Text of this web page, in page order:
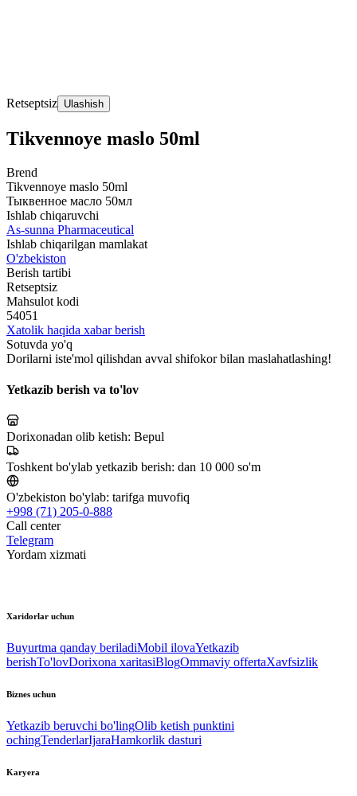
Retseptsiz Ulashish
Tikvennoye maslo 50ml
Brend
Tikvennoye maslo 50ml
Тыквенное масло 50мл
Ishlab chiqaruvchi
As-sunna Pharmaceutical
Ishlab chiqarilgan mamlakat
O'zbekiston
Berish tartibi
Retseptsiz
Mahsulot kodi
54051
Xatolik haqida xabar berish
Sotuvda yo'q
Dorilarni iste'mol qilishdan avval shifokor bilan maslahatlashing!
Yetkazib berish va to'lov
Dorixonadan olib ketish: Bepul
Toshkent bo'ylab yetkazib berish: dan 10 000 so'm
O'zbekiston bo'ylab: tarifga muvofiq
+998 (71) 205-0-888
Call center
Telegram
Yordam xizmati
Xaridorlar uchun
Buyurtma qanday beriladiMobil ilovaYetkazib
berishTo'lovDorixona xaritasiBlogOmmaviy offertaXavfsizlik
Biznes uchun
Yetkazib beruvchi bo'lingOlib ketish punktini
ochingTenderlarIjaraHamkorlik dasturi
Karyera